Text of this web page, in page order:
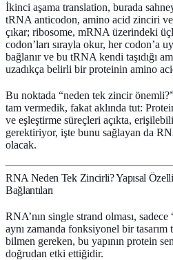
İkinci aşama translation, burada
tRNA anticodon, amino acid zinciri
çıkar; ribosome, mRNA üzerindeki
codon’ları sırayla okur, her codon’a
bağlanır ve bu tRNA kendi taşıdığı
uzadıkça belirli bir proteinin amino
Bu noktada “neden tek zincir
tam vermedik, fakat aklında tut:
ve eşleştirme süreçleri açıkta,
gerektiriyor, işte bunu sağlayan da
olacak.
RNA Neden Tek Zincirli? Yapısal
Bağlantıları
RNA’nın single strand olması,
aynı zamanda fonksiyonel bir
bilmen gereken, bu yapının protein
doğrudan etki ettiğidir.